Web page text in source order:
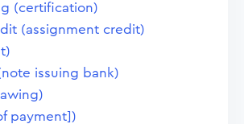
(certification)
(assignment credit)
issuing bank)
payment])